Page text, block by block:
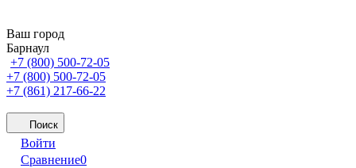
Ваш город
Барнаул
+7 (800) 500-72-05
+7 (800) 500-72-05
+7 (861) 217-66-22
Поиск
Войти
Сравнение0